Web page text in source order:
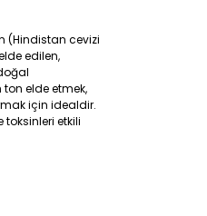
(Hindistan cevizi
edilen,
elde etmek,
için idealdir.
toksinleri etkili